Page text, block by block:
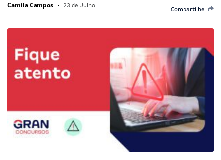
Camila Campos • 23 de Julho
Compartilhe